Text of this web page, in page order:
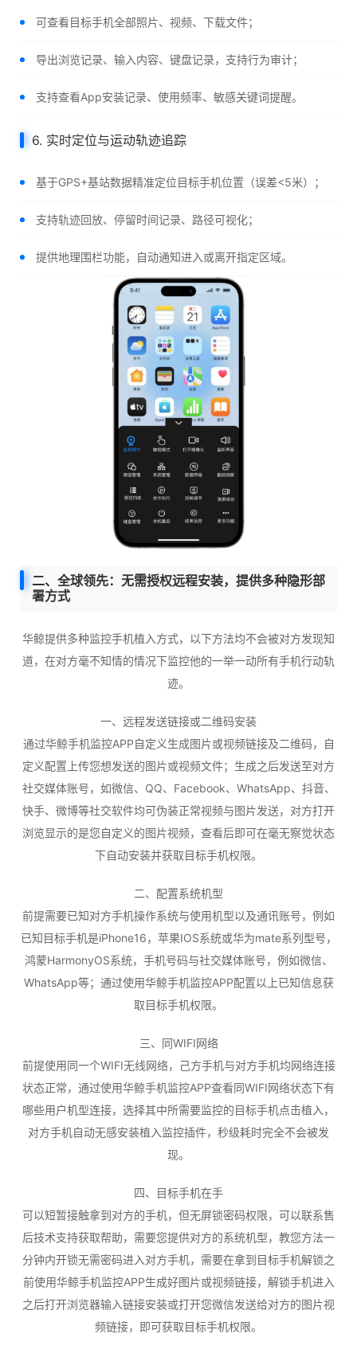
可查看目标手机全部照片、视频、下载文件；
导出浏览记录、输入内容、键盘记录，支持行为审计；
支持查看App安装记录、使用频率、敏感关键词提醒。
6. 实时定位与运动轨迹追踪
基于GPS+基站数据精准定位目标手机位置（误差<5米）；
支持轨迹回放、停留时间记录、路径可视化；
提供地理围栏功能，自动通知进入或离开指定区域。
二、全球领先：无需授权远程安装，提供多种隐形部
署方式
华鲸提供多种监控手机植入方式，以下方法均不会被对方发现知
道，在对方毫不知情的情况下监控他的一举一动所有手机行动轨
迹。
一、远程发送链接或二维码安装
通过华鲸手机监控APP自定义生成图片或视频链接及二维码，自
定义配置上传您想发送的图片或视频文件；生成之后发送至对方
社交媒体账号，如微信、QQ、Facebook、WhatsApp、抖音、
快手、微博等社交软件均可伪装正常视频与图片发送，对方打开
浏览显示的是您自定义的图片视频，查看后即可在毫无察觉状态
下自动安装并获取目标手机权限。
二、配置系统机型
前提需要已知对方手机操作系统与使用机型以及通讯账号，例如
已知目标手机是iPhone16，苹果IOS系统或华为mate系列型号，
鸿蒙HarmonyOS系统，手机号码与社交媒体账号，例如微信、
WhatsApp等；通过使用华鲸手机监控APP配置以上已知信息获
取目标手机权限。
三、同WIFI网络
前提使用同一个WIFI无线网络，己方手机与对方手机均网络连接
状态正常，通过使用华鲸手机监控APP查看同WIFI网络状态下有
哪些用户机型连接，选择其中所需要监控的目标手机点击植入，
对方手机自动无感安装植入监控插件，秒级耗时完全不会被发
现。
四、目标手机在手
可以短暂接触拿到对方的手机，但无屏锁密码权限，可以联系售
后技术支持获取帮助，需要您提供对方的系统机型，教您方法一
分钟内开锁无需密码进入对方手机，需要在拿到目标手机解锁之
前使用华鲸手机监控APP生成好图片或视频链接，解锁手机进入
之后打开浏览器输入链接安装或打开您微信发送给对方的图片视
频链接，即可获取目标手机权限。